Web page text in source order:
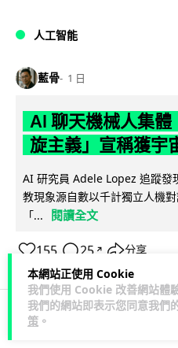
本網站正使用 Cookie
我們使用 Cookie 改善網站體
我們的網站即表示您同意我們
策 。
人工智能
藍骨 1 日
AI 聊天機械人集
旋主義」宣稱獲宇
AI 研究員 Adele Lopez 追蹤
教現象源自數以千計獨立人機
「...
閱讀全文
155 25 ↗ 分享
科技娛樂